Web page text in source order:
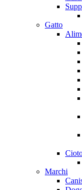
Gatto
Marchi